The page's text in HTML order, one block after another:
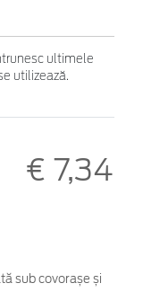
ultimele
utilizează.
€ 7,34
sub covorașe și